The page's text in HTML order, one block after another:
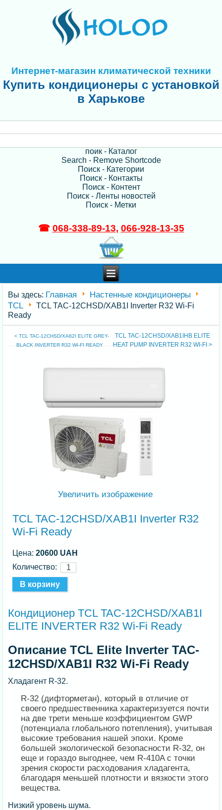
Интернет-магазин климатической техники
Купить кондиционеры с установкой
в Харькове
поик - Каталог
Search - Remove Shortcode
Поиск - Категории
Поиск - Контакты
Поиск - Контент
Поиск - Ленты новостей
Поиск - Метки
☎ 068-338-89-13, 066-928-13-35
Вы здесь: Главная
Настенные кондиционеры
TCL
TCL TAC-12CHSD/XAB1I Inverter R32 Wi-Fi
Ready
< TCL TAC-12CHSD/XA82I ELITE GREY-
BLACK INVERTER R32 WI-FI READY
TCL TAC-12CHSD/XAB1IHB ELITE
HEAT PUMP INVERTER R32 WI-FI >
Увеличить изображение
TCL TAC-12CHSD/XAB1I Inverter R32
Wi-Fi Ready
Цена:20600 UAH
Количество:
Кондиционер TCL TAC-12CHSD/XAB1I
ELITE INVERTER R32 Wi-Fi Ready
Описание TCL Elite Inverter TAC-
12CHSD/XAB1I R32 Wi-Fi Ready
Хладагент R-32.
R-32 (дифторметан), который в отличие от
своего предшественника характеризуется почти
на две трети меньше коэффициентом GWP
(потенциала глобального потепления), учитывая
высокие требования нашей эпохи. Кроме
большей экологической безопасности R-32, он
еще и гораздо выгоднее, чем R-410A с точки
зрения скорости расходования хладагента,
благодаря меньшей плотности и вязкости этого
вещества.
Низкий уровень шума.